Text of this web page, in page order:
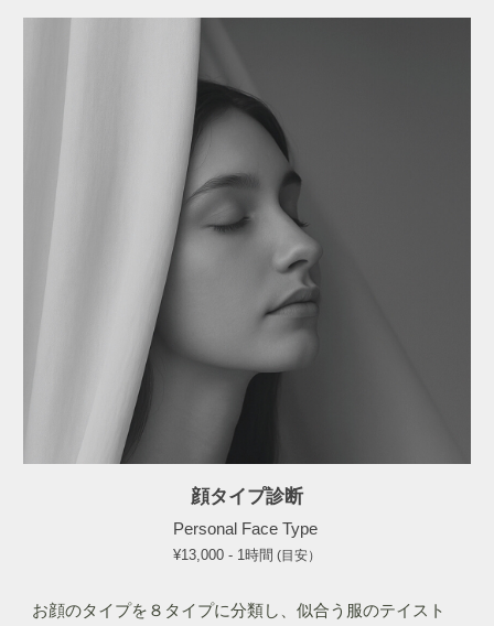
顔タイプ診断
Personal Face Type
¥13,000 - 1時間 (目安）
お顔のタイプを８タイプに分類し、似合う服のテイスト